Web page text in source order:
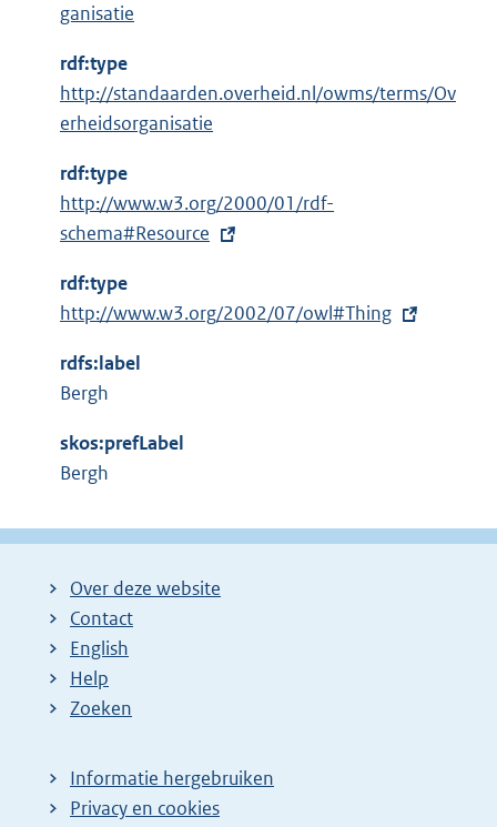
:ganisatie
rdf:type
http://standaarden.overheid.nl/owms/terms/Ov
erheidsorganisatie
rdf:type
E
x
e
r
e
i
n
:
http://www.w3.org/2000/01/rdf-
schema#Resource
rdf:type
E
t
e
n
l
http://www.w3.org/2002/07/owl#Thing
rdfs:label
Bergh
skos:prefLabel
Bergh
Over deze website
Contact
English
Help
Zoeken
Informatie hergebruiken
Privacy en cookies